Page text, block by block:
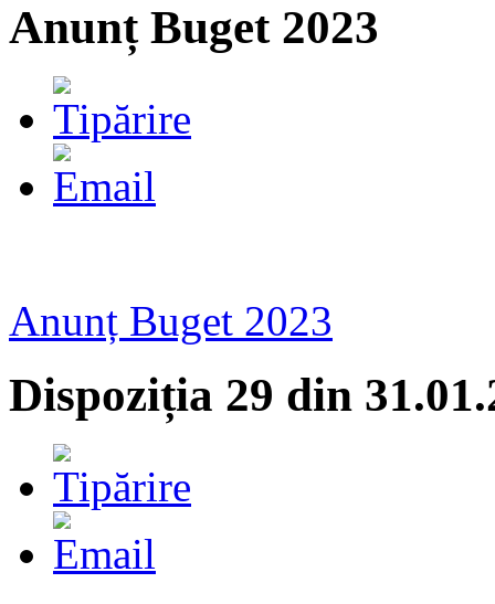
Anunț Buget 2023
Anunț Buget 2023
Dispoziția 29 din